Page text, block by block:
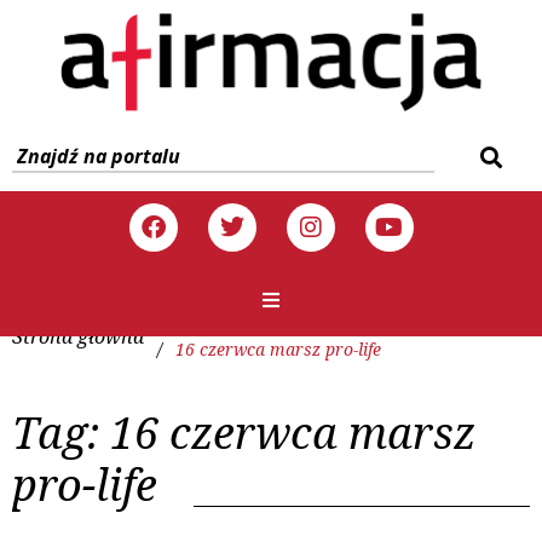
Strona główna / 16 czerwca marsz pro-life
Tag: 16 czerwca marsz
pro-life